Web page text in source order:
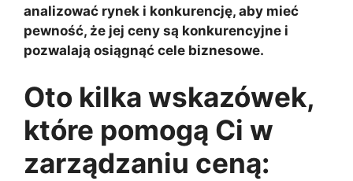
analizować rynek i konkurencję, aby mieć
pewność, że jej ceny są konkurencyjne i
pozwalają osiągnąć cele biznesowe.
Oto kilka wskazówek,
które pomogą Ci w
zarządzaniu ceną: